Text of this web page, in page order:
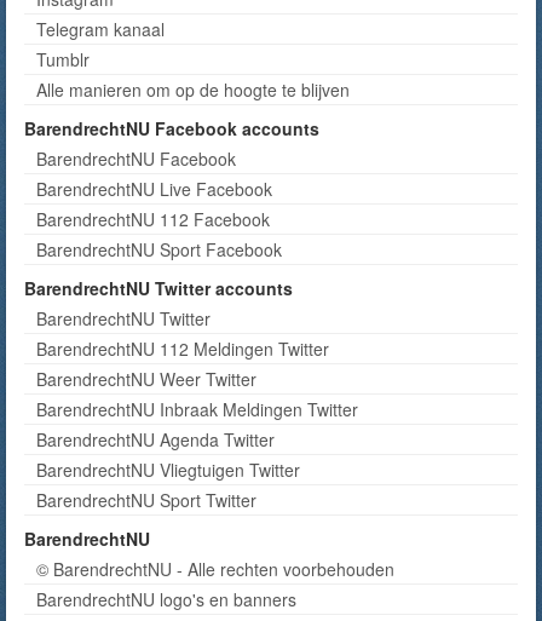
Telegram kanaal
Tumblr
Alle manieren om op de hoogte te blijven
BarendrechtNU Facebook accounts
BarendrechtNU Facebook
BarendrechtNU Live Facebook
BarendrechtNU 112 Facebook
BarendrechtNU Sport Facebook
BarendrechtNU Twitter accounts
BarendrechtNU Twitter
BarendrechtNU 112 Meldingen Twitter
BarendrechtNU Weer Twitter
BarendrechtNU Inbraak Meldingen Twitter
BarendrechtNU Agenda Twitter
BarendrechtNU Vliegtuigen Twitter
BarendrechtNU Sport Twitter
BarendrechtNU
© BarendrechtNU - Alle rechten voorbehouden
BarendrechtNU logo's en banners